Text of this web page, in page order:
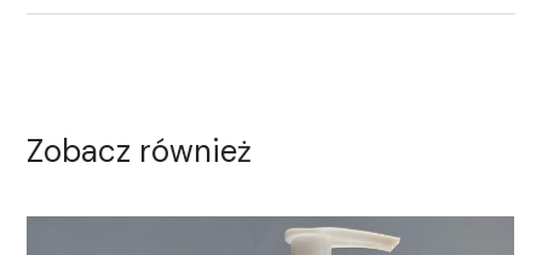
Zobacz również